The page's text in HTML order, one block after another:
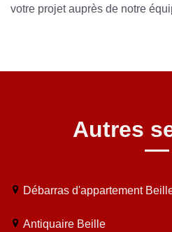
votre projet auprès de notre
Autres
Débarras d'appartement
Antiquaire Beille